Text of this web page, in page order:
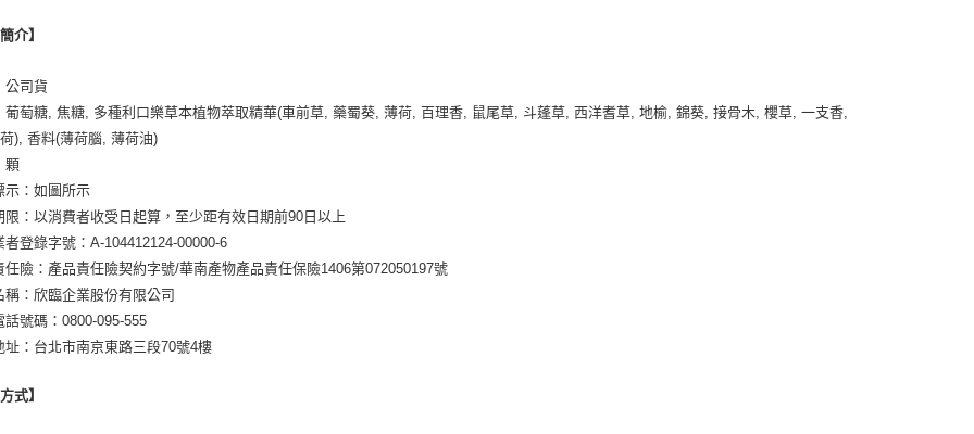
介】
公司貨
葡萄糖, 焦糖, 多種利口樂草本植物萃取精華(車前草, 藥蜀葵, 薄荷, 百理香, 鼠尾草, 斗蓬草, 西洋耆草, 地榆, 錦葵, 接骨木, 櫻草, 一支香,
), 香料(薄荷腦, 薄荷油)
顆
示：如圖所示
限：以消費者收受日起算，至少距有效日期前90日以上
者登錄字號：A-104412124-00000-6
任險：產品責任險契約字號/華南產物產品責任保險1406第072050197號
稱：欣臨企業股份有限公司
話號碼：0800-095-555
址：台北市南京東路三段70號4樓
式】